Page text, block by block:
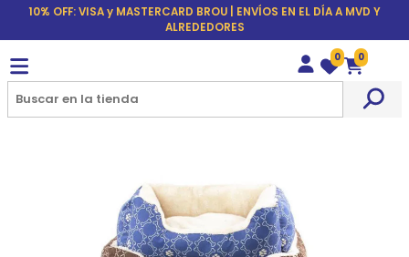
10% OFF: VISA y MASTERCARD BROU | ENVÍOS EN EL DÍA A MVD Y
ALREDEDORES
Wishlist
0
Carrito
0